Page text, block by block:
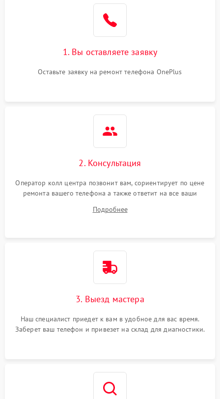
1. Вы оставляете заявку
Оставьте заявку на ремонт телефона OnePlus
2. Консультация
Оператор колл центра позвонит вам, сориентирует по цене
ремонта вашего телефона а также ответит на все ваши
Подробнее
3. Выезд мастера
Наш специалист приедет к вам в удобное для вас время.
Заберет ваш телефон и привезет на склад для диагностики.